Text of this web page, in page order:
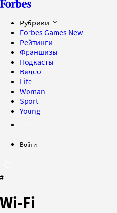
Рубрики
Forbes Games New
Рейтинги
Франшизы
Подкасты
Видео
Life
Woman
Sport
Young
Войти
#
Wi-Fi